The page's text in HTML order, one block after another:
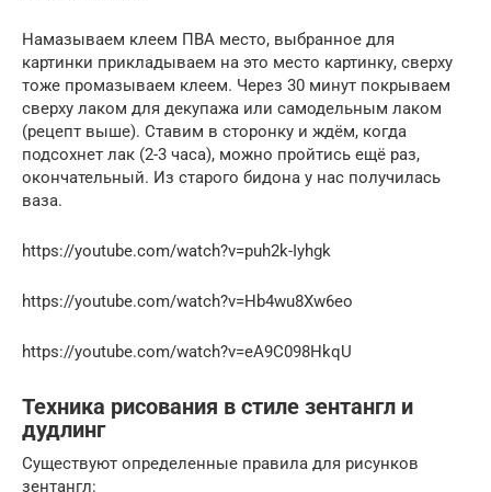
Намазываем клеем ПВА место, выбранное для
картинки прикладываем на это место картинку, сверху
тоже промазываем клеем. Через 30 минут покрываем
сверху лаком для декупажа или самодельным лаком
(рецепт выше). Ставим в сторонку и ждём, когда
подсохнет лак (2-3 часа), можно пройтись ещё раз,
окончательный. Из старого бидона у нас получилась
ваза.
https://youtube.com/watch?v=puh2k-Iyhgk
https://youtube.com/watch?v=Hb4wu8Xw6eo
https://youtube.com/watch?v=eA9C098HkqU
Техника рисования в стиле зентангл и
дудлинг
Существуют определенные правила для рисунков
зентангл: